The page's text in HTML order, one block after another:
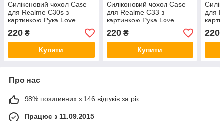
Силіконовий чохол Case
для Realme C30s з
картинкою Рука Love
220 ₴
Купити
Силіконовий чохол Case
для Realme C33 з
картинкою Рука Love
220₴
Купити
для
220
Про нас
98% позитивних з 146 відгуків за рік
Працює з 11.09.2015